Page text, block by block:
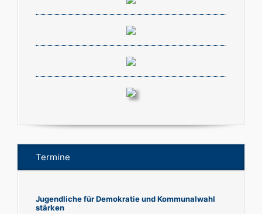
Termine
Jugendliche für Demokratie und Kommunalwahl
stärken